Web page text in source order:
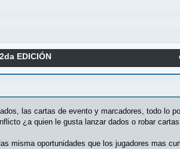
EDICIÓN
las cartas de evento y marcadores, todo lo
¿a quien le gusta lanzar dados o robar
misma oportunidades que los jugadores mas